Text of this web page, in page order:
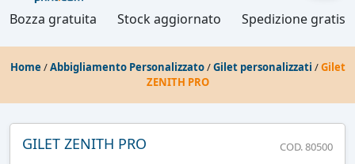
Bozza gratuita Stock aggiornato Spedizione gratis
Home /Abbigliamento Personalizzato/Gilet personalizzati /Gilet
ZENITH PRO
GILET ZENITH PRO COD. 80500